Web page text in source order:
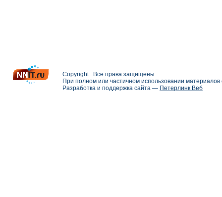
Copyright . Все права защищены
При полном или частичном использовании
Разработка и поддержка сайта — Петерлинк Веб